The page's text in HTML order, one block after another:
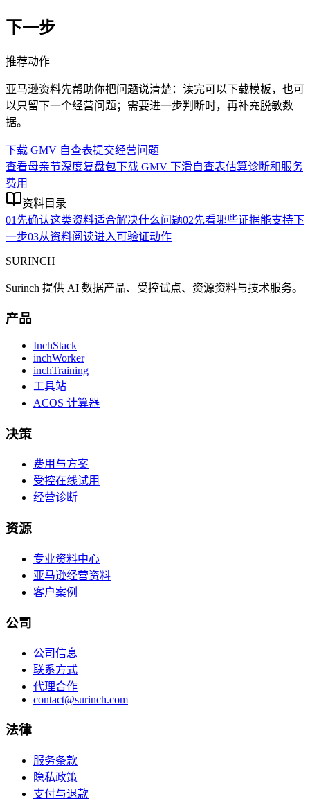
下一步
推荐动作
亚马逊资料先帮助你把问题说清楚：读完可以下载模板，也可
以只留下一个经营问题；需要进一步判断时，再补充脱敏数
据。
下载 GMV 自查表提交经营问题
查看母亲节深度复盘包下载 GMV 下滑自查表估算诊断和服务
费用
资料目录
01 先确认这类资料适合解决什么问题02先看哪些证据能支持下
一步03从资料阅读进入可验证动作
SURINCH
Surinch 提供 AI 数据产品、受控试点、资源资料与技术服务。
产品
InchStack
inchWorker
inchTraining
工具站
ACOS 计算器
决策
费用与方案
受控在线试用
经营诊断
资源
专业资料中心
亚马逊经营资料
客户案例
公司
公司信息
联系方式
代理合作
contact@surinch.com
法律
服务条款
隐私政策
支付与退款